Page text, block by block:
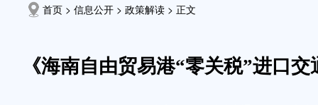
首页 > 信息公开 > 政策解读 > 正文
《海南自由贸易港“零关税”进口